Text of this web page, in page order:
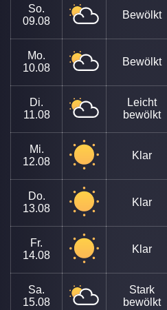
So.
09.08
Bewölkt
Mo.
10.08
Bewölkt
Di.
11.08
Leicht
bewölkt
Mi.
12.08
Klar
Do.
13.08
Klar
Fr.
14.08
Klar
Sa.
15.08
Stark
bewölkt